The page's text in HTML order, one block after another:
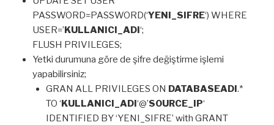
PASSWORD=PASSWORD(‘YENI_SIFRE‘) WHERE
USER=’KULLANICI_ADI‘;
FLUSH PRIVILEGES;
Yetki durumuna göre de şifre değiştirme işlemi
yapabilirsiniz;
GRAN ALL PRIVILEGES ON DATABASEADI.*
TO ‘KULLANICI_ADI‘@’SOURCE_IP‘
IDENTIFIED BY ‘YENI_SIFRE’ with GRANT